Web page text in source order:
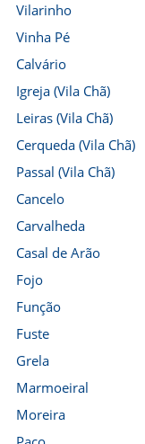
Vilarinho
Vinha Pé
Calvário
Igreja (Vila Chã)
Leiras (Vila Chã)
Cerqueda (Vila Chã)
Passal (Vila Chã)
Cancelo
Carvalheda
Casal de Arão
Fojo
Função
Fuste
Grela
Marmoeiral
Moreira